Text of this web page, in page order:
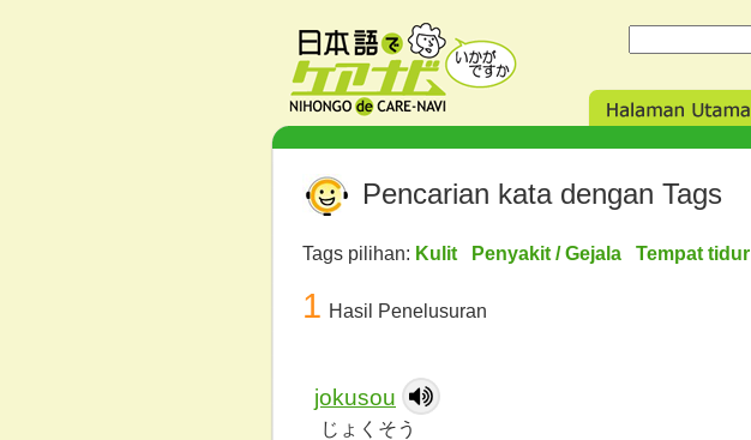
Pencarian kata dengan Tags
Tags pilihan: Kulit Penyakit / Gejala Tempat tidur
1 Hasil Penelusuran
jokusou
じょくそう